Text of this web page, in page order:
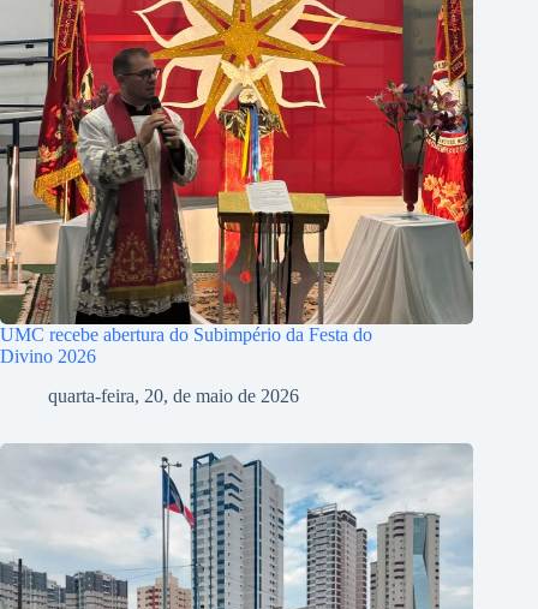
UMC recebe abertura do Subimpério da Festa do
Divino 2026
quarta-feira, 20, de maio de 2026